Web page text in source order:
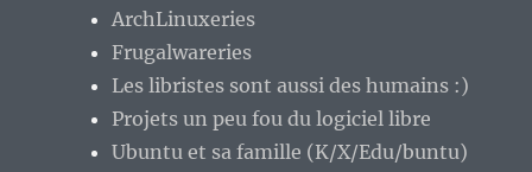
ArchLinuxeries
Frugalwareries
Les libristes sont aussi des humains :)
Projets un peu fou du logiciel libre
Ubuntu et sa famille (K/X/Edu/buntu)